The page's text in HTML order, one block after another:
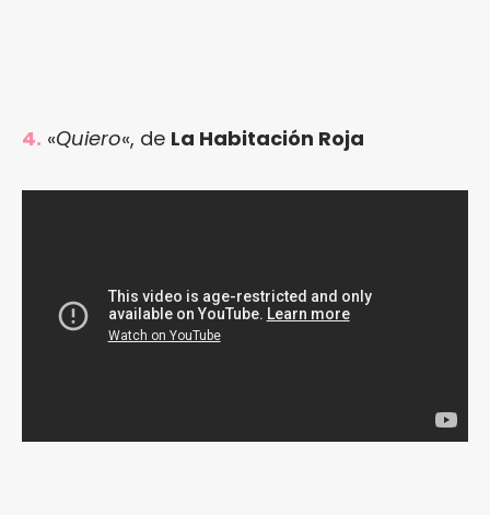
4. «Quiero«, de La Habitación Roja